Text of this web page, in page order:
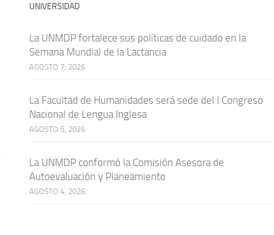
UNIVERSIDAD
La UNMDP fortalece sus políticas de cuidado en la
Semana Mundial de la Lactancia
AGOSTO 7, 2026
La Facultad de Humanidades será sede del I Congreso
Nacional de Lengua Inglesa
AGOSTO 5, 2026
La UNMDP conformó la Comisión Asesora de
Autoevaluación y Planeamiento
AGOSTO 4, 2026